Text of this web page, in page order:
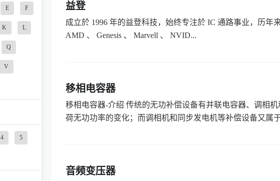
E F
K L
Q
V
4 5
益登
成立於 1996 年的益登科技，始终专注於 IC 通路事业，历
AMD 、 Genesis 、 Marvell 、 NVID...
移相电容器
移相电容器-介绍 传统的无功补偿设备有并联电容器、调相
荷无功功率的变化；而调相机和同步发电机等补偿设备又属
音频变压器